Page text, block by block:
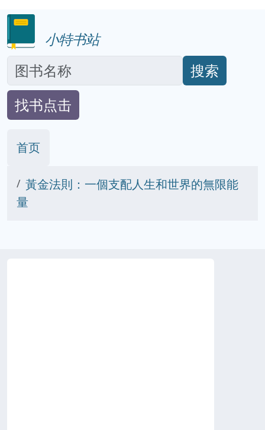
小特书站
搜索
找书点击
首页
黃金法則：一個支配人生和世界的無限能
量